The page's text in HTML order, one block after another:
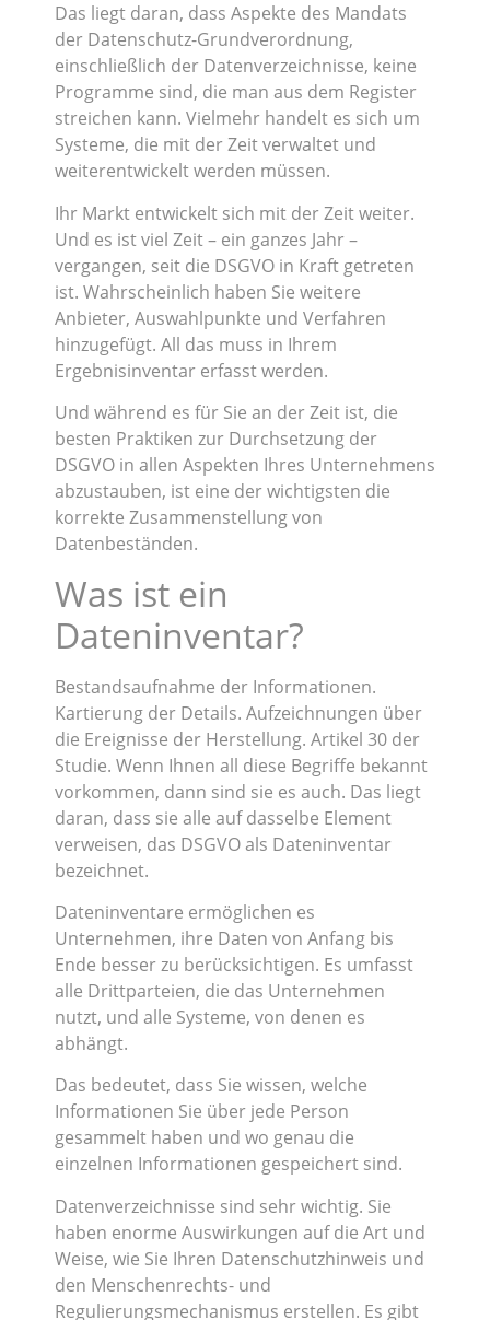
Das liegt daran, dass Aspekte des Mandats
der Datenschutz-Grundverordnung,
einschließlich der Datenverzeichnisse, keine
Programme sind, die man aus dem Register
streichen kann. Vielmehr handelt es sich um
Systeme, die mit der Zeit verwaltet und
weiterentwickelt werden müssen.
Ihr Markt entwickelt sich mit der Zeit weiter.
Und es ist viel Zeit – ein ganzes Jahr –
vergangen, seit die DSGVO in Kraft getreten
ist. Wahrscheinlich haben Sie weitere
Anbieter, Auswahlpunkte und Verfahren
hinzugefügt. All das muss in Ihrem
Ergebnisinventar erfasst werden.
Und während es für Sie an der Zeit ist, die
besten Praktiken zur Durchsetzung der
DSGVO in allen Aspekten Ihres Unternehmens
abzustauben, ist eine der wichtigsten die
korrekte Zusammenstellung von
Datenbeständen.
Was ist ein
Dateninventar?
Bestandsaufnahme der Informationen.
Kartierung der Details. Aufzeichnungen über
die Ereignisse der Herstellung. Artikel 30 der
Studie. Wenn Ihnen all diese Begriffe bekannt
vorkommen, dann sind sie es auch. Das liegt
daran, dass sie alle auf dasselbe Element
verweisen, das DSGVO als Dateninventar
bezeichnet.
Dateninventare ermöglichen es
Unternehmen, ihre Daten von Anfang bis
Ende besser zu berücksichtigen. Es umfasst
alle Drittparteien, die das Unternehmen
nutzt, und alle Systeme, von denen es
abhängt.
Das bedeutet, dass Sie wissen, welche
Informationen Sie über jede Person
gesammelt haben und wo genau die
einzelnen Informationen gespeichert sind.
Datenverzeichnisse sind sehr wichtig. Sie
haben enorme Auswirkungen auf die Art und
Weise, wie Sie Ihren Datenschutzhinweis und
den Menschenrechts- und
Regulierungsmechanismus erstellen. Es gibt